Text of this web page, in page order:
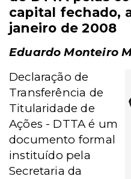
capital fechado,
janeiro de 2008
Eduardo Monteiro
Declaração de
Transferência de
Titularidade de
Ações - DTTA é um
documento formal
instituído pela
Secretaria da